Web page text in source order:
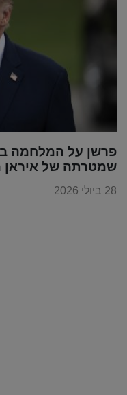
פרשן על המלחמה
שמטרתה של איראן
28 ביולי 2026